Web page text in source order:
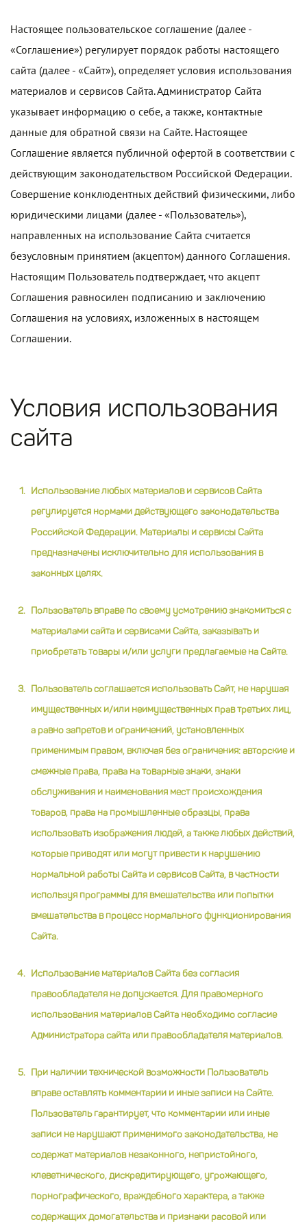
Настоящее пользовательское соглашение (далее -
«Соглашение») регулирует порядок работы настоящего
сайта (далее - «Сайт»), определяет условия использования
материалов и сервисов Сайта. Администратор Сайта
указывает информацию о себе, а также, контактные
данные для обратной связи на Сайте. Настоящее
Соглашение является публичной офертой в соответствии с
действующим законодательством Российской Федерации.
Совершение конклюдентных действий физическими, либо
юридическими лицами (далее - «Пользователь»),
направленных на использование Сайта считается
безусловным принятием (акцептом) данного Соглашения.
Настоящим Пользователь подтверждает, что акцепт
Соглашения равносилен подписанию и заключению
Соглашения на условиях, изложенных в настоящем
Соглашении.
Условия использования
сайта
Использование любых материалов и сервисов Сайта
регулируется нормами действующего законодательства
Российской Федерации. Материалы и сервисы Сайта
предназначены исключительно для использования в
законных целях.
Пользователь вправе по своему усмотрению знакомиться с
материалами сайта и сервисами Сайта, заказывать и
приобретать товары и/или услуги предлагаемые на Сайте.
Пользователь соглашается использовать Сайт, не нарушая
имущественных и/или неимущественных прав третьих лиц,
а равно запретов и ограничений, установленных
применимым правом, включая без ограничения: авторские и
смежные права, права на товарные знаки, знаки
обслуживания и наименования мест происхождения
товаров, права на промышленные образцы, права
использовать изображения людей, а также любых действий,
которые приводят или могут привести к нарушению
нормальной работы Сайта и сервисов Сайта, в частности
используя программы для вмешательства или попытки
вмешательства в процесс нормального функционирования
Сайта.
Использование материалов Сайта без согласия
правообладателя не допускается. Для правомерного
использования материалов Сайта необходимо согласие
Администратора сайта или правообладателя материалов.
При наличии технической возможности Пользователь
вправе оставлять комментарии и иные записи на Сайте.
Пользователь гарантирует, что комментарии или иные
записи не нарушают применимого законодательства, не
содержат материалов незаконного, непристойного,
клеветнического, дискредитирующего, угрожающего,
порнографического, враждебного характера, а также
содержащих домогательства и признаки расовой или